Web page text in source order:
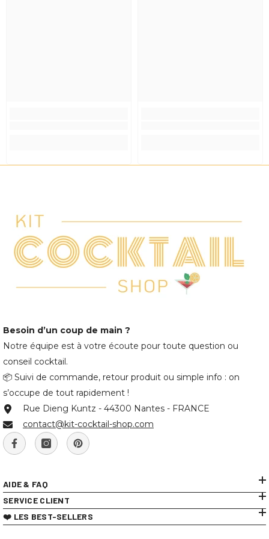
Besoin d’un coup de main ?
Notre équipe est à votre écoute pour toute question ou
conseil cocktail.
📦 Suivi de commande, retour produit ou simple info : on
s’occupe de tout rapidement !
Rue Dieng Kuntz - 44300 Nantes - FRANCE
contact@kit-cocktail-shop.com
AIDE & FAQ
SERVICE CLIENT
❤️ LES BEST-SELLERS